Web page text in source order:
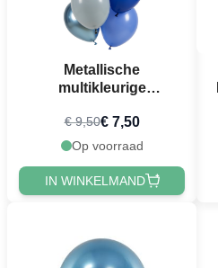
Metallische
multikleurige
33 cm
€ 9,50€ 7,50
Op voorraad
IN WINKELMAND